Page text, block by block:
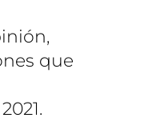
que